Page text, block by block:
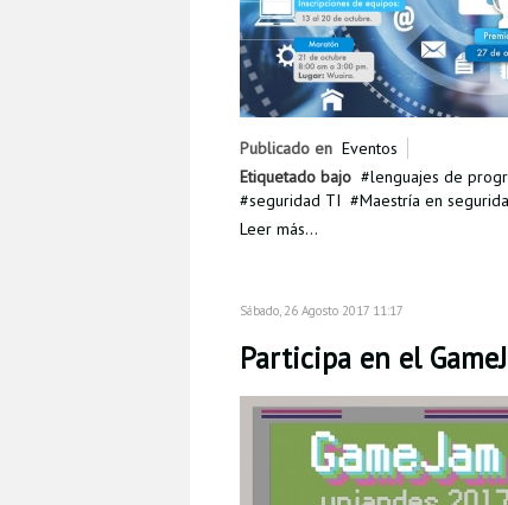
Publicado en Eventos
Etiquetado bajo
lenguajes de
seguridad TI
Maestría en
Leer más...
Sábado, 26 Agosto 2017 11:17
Participa en el